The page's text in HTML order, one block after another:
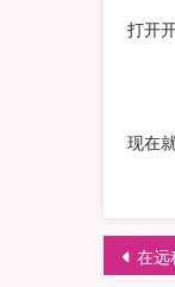
打开
现在
文
在远程